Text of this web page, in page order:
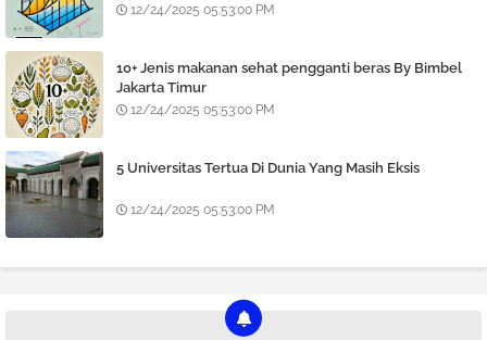
12/24/2025 05:53:00 PM
10+ Jenis makanan sehat pengganti beras By Bimbel
Jakarta Timur
12/24/2025 05:53:00 PM
5 Universitas Tertua Di Dunia Yang Masih Eksis
12/24/2025 05:53:00 PM